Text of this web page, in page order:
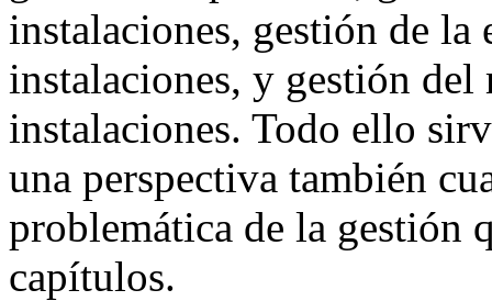
instalaciones, gestión de
instalaciones, y gestión
instalaciones. Todo ello
una perspectiva también
problemática de la gestión
capítulos.